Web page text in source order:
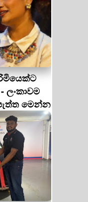
ලංකාවම
මෙන්න